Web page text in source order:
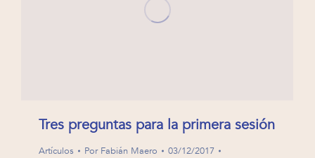
Tres preguntas para la primera sesión
Artículos Por Fabián Maero
03/12/2017